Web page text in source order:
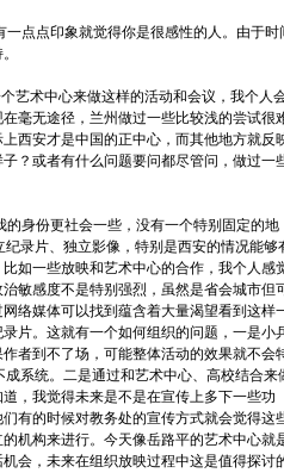
点点印象就觉得你是很感性的人。由于时
艺术中心来做这样的活动和会议，我个人
毫无途径，兰州做过一些比较浅的尝试很
西安才是中国的正中心，而其他地方就反
？或者有什么问题要问都尽管问，做过一
身份更社会一些，没有一个特别固定的地
录片、独立影像，特别是西安的情况能够
如一些放映和艺术中心的合作，我个人感
敏感度不是特别强烈，虽然是省会城市但
络媒体可以找到蕴含着大量渴望看到这样
片。这就有一个如何组织的问题，一是小
者到不了场，可能整体活动的效果就不会
系统。二是通过和艺术中心、高校结合来
，我觉得未来是不是在宣传上多下一些功
有的时候对教务处的宣传方式就会觉得这
机构来进行。今天像岳路平的艺术中心就
会，未来在组织放映过程中这是值得探讨